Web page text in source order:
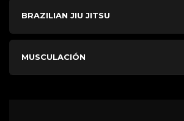
BRAZILIAN JIU JITSU
MUSCULACIÓN